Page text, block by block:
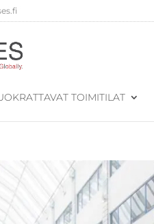
TOIMITILAT